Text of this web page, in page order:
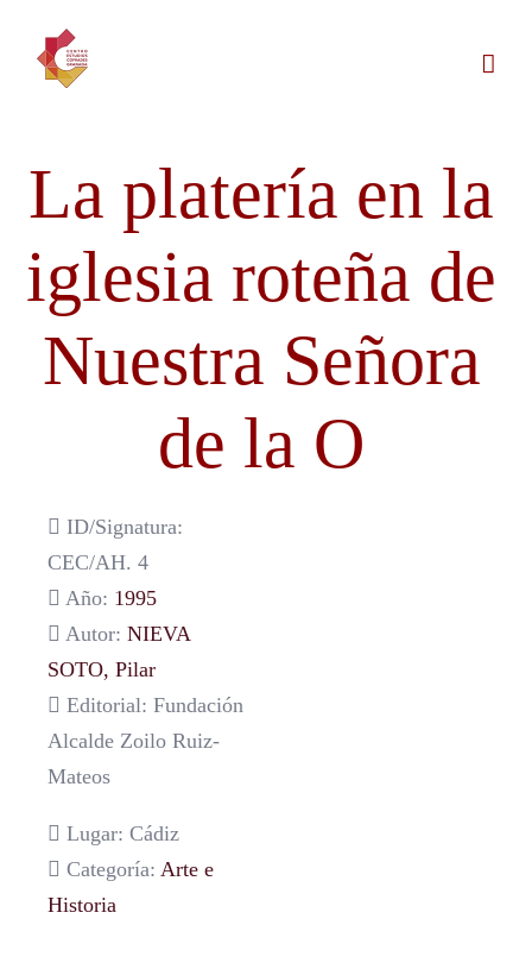
contenido
La platería en la
iglesia roteña de
Nuestra Señora
de la O
ID/Signatura:
CEC/AH. 4
Año: 1995
Autor: NIEVA
SOTO, Pilar
Editorial: Fundación
Alcalde Zoilo Ruiz-
Mateos
Lugar: Cádiz
Categoría: Arte e
Historia